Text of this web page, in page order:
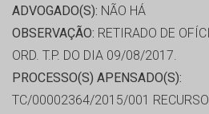
ADVOGADO(S): NÃO HÁ
OBSERVAÇÃO: RETIRADO DE
ORD. T.P. DO DIA 09/08/2017.
PROCESSO(S) APENSADO(S):
TC/00002364/2015/001